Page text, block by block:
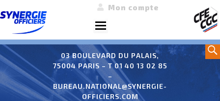
Aller
au
contenu
Menu
Mon compte
03 BOULEVARD DU PALAIS,
75004 PARIS – T 01 40 13 02 85
–
BUREAU.NATIONAL@SYNERGIE-
OFFICIERS.COM